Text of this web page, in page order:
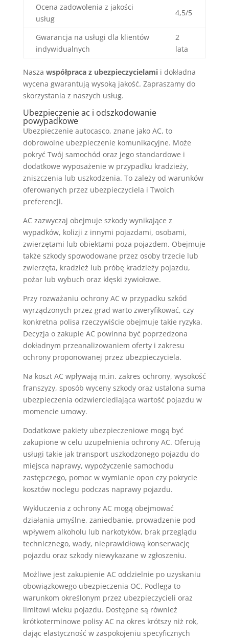
Ocena zadowolenia z jakości
usług
4,5/5
Gwarancja na usługi dla klientów
indywidualnych
2
lata
Nasza współpraca z ubezpieczycielamii dokładna
wycena gwarantują wysoką jakość. Zapraszamy do
skorzystania z naszych usług.
Ubezpieczenie ac i odszkodowanie
powypadkowe
Ubezpieczenie autocasco, znane jako AC, to
dobrowolne ubezpieczenie komunikacyjne. Może
pokryć Twój samochód oraz jego standardowe i
dodatkowe wyposażenie w przypadku kradzieży,
zniszczenia lub uszkodzenia. To zależy od warunków
oferowanych przez ubezpieczyciela i Twoich
preferencji.
AC zazwyczaj obejmuje szkody wynikające z
wypadków, kolizji z innymi pojazdami, osobami,
zwierzętami lub obiektami poza pojazdem. Obejmuje
także szkody spowodowane przez osoby trzecie lub
zwierzęta, kradzież lub próbę kradzieży pojazdu,
pożar lub wybuch oraz klęski żywiołowe.
Przy rozważaniu ochrony AC w przypadku szkód
wyrządzonych przez grad warto zweryfikować, czy
konkretna polisa rzeczywiście obejmuje takie ryzyka.
Decyzja o zakupie AC powinna być poprzedzona
dokładnym przeanalizowaniem oferty i zakresu
ochrony proponowanej przez ubezpieczyciela.
Na koszt AC wpływają m.in. zakres ochrony, wysokość
franszyzy, sposób wyceny szkody oraz ustalona suma
ubezpieczenia odzwierciedlająca wartość pojazdu w
momencie umowy.
Dodatkowe pakiety ubezpieczeniowe mogą być
zakupione w celu uzupełnienia ochrony AC. Oferują
usługi takie jak transport uszkodzonego pojazdu do
miejsca naprawy, wypożyczenie samochodu
zastępczego, pomoc w wymianie opon czy pokrycie
kosztów noclegu podczas naprawy pojazdu.
Wykluczenia z ochrony AC mogą obejmować
działania umyślne, zaniedbanie, prowadzenie pod
wpływem alkoholu lub narkotyków, brak przeglądu
technicznego, wady, nieprawidłową konserwację
pojazdu oraz szkody niewykazane w zgłoszeniu.
Możliwe jest zakupienie AC oddzielnie po uzyskaniu
obowiązkowego ubezpieczenia OC. Podlega to
warunkom określonym przez ubezpieczycieli oraz
limitowi wieku pojazdu. Dostępne są również
krótkoterminowe polisy AC na okres krótszy niż rok,
dając elastyczność w zaspokojeniu specyficznych